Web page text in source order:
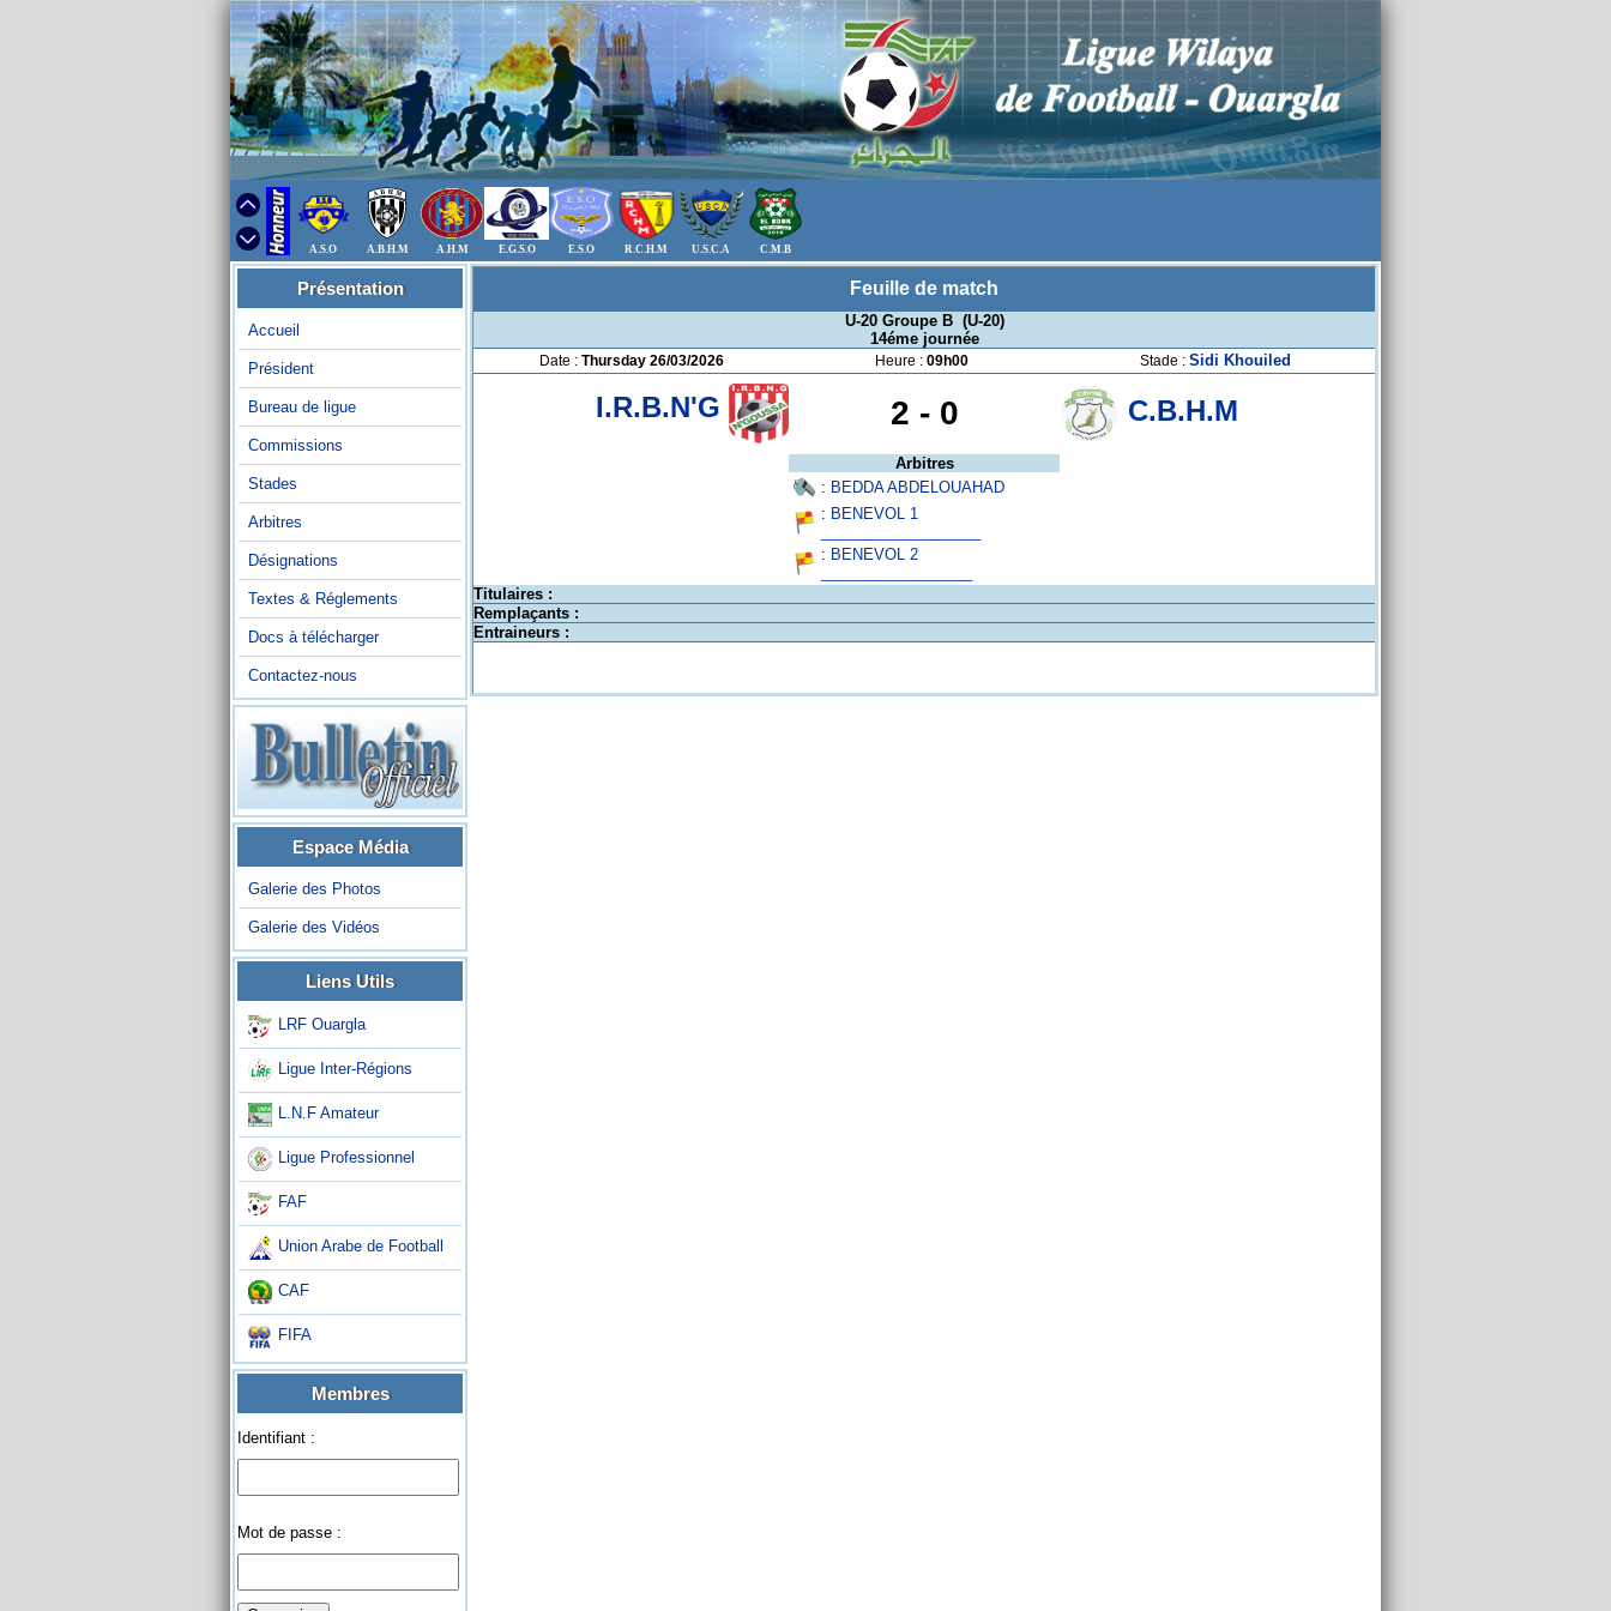
A.S.O A.B.H.M A.H.M E.G.S.O E.S.O R.C.H.M U.S.C.A C.M.B
Présentation
Accueil
Président
Bureau de ligue
Commissions
Stades
Arbitres
Désignations
Textes & Réglements
Docs à télécharger
Contactez-nous
Espace Média
Galerie des Photos
Galerie des Vidéos
Liens Utils
LRF Ouargla
Ligue Inter-Régions
L.N.F Amateur
Ligue Professionnel
FAF
Union Arabe de Football
CAF
FIFA
Membres
Identifiant :
Mot de passe :
Feuille de match
U-20 Groupe B (U-20)
14éme journée
Date : Thursday 26/03/2026 Heure : 09h00 Stade : Sidi Khouiled
I.R.B.N'G 2 -0 C.B.H.M
Arbitres
: BEDDA ABDELOUAHAD
: BENEVOL 1
: BENEVOL 2
Titulaires :
Remplaçants :
Entraineurs :